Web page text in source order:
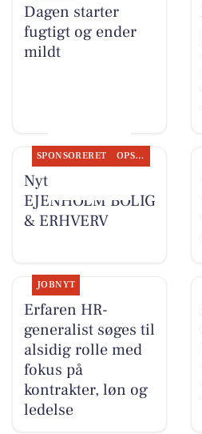
Dagen starter
fugtigt og ender
mildt
SPONSORERET OPSLAGSTAVLEN
Nyt fra
EJENHOLM BOLIG
& ERHVERV
JOBNYT
Erfaren HR-
generalist søges til
alsidig rolle med
fokus på
kontrakter, løn og
ledelse